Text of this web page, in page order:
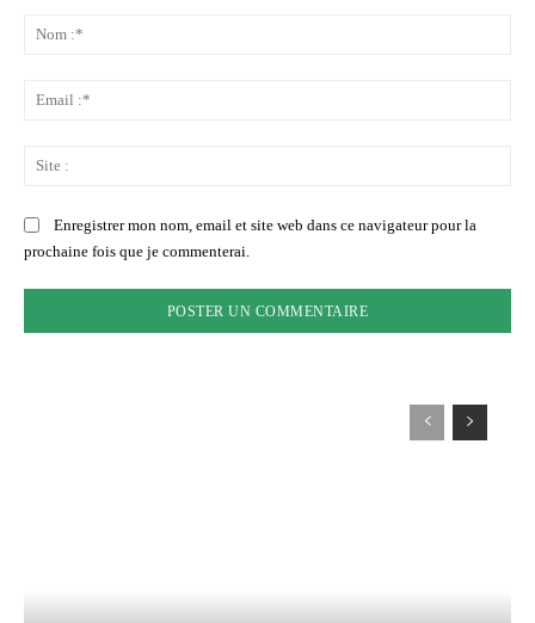
Enregistrer mon nom, email et site web dans ce navigateur pour la
prochaine fois que je commenterai.